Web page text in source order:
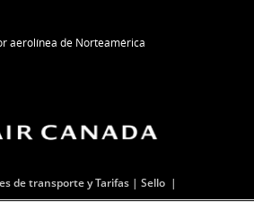
o
aerolínea de Norteamérica
de transporte y Tarifas
Sello